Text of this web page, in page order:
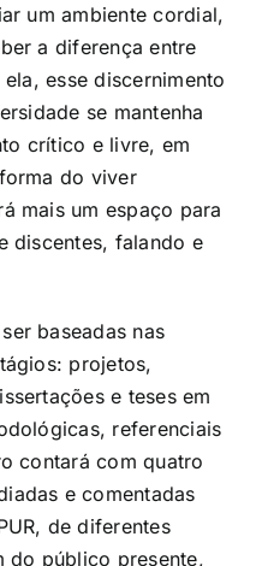
um ambiente cordial,
a diferença entre
esse discernimento
se mantenha
crítico e livre, em
do viver
mais um espaço para
discentes, falando e
baseadas nas
projetos,
e teses em
referenciais
contará com quatro
e comentadas
de diferentes
do público presente,